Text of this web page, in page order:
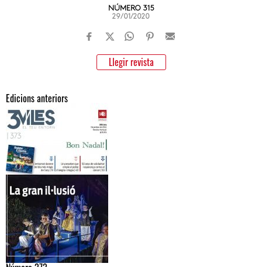
NÚMERO 315
29/01/2020
Llegir revista
Edicions anteriors